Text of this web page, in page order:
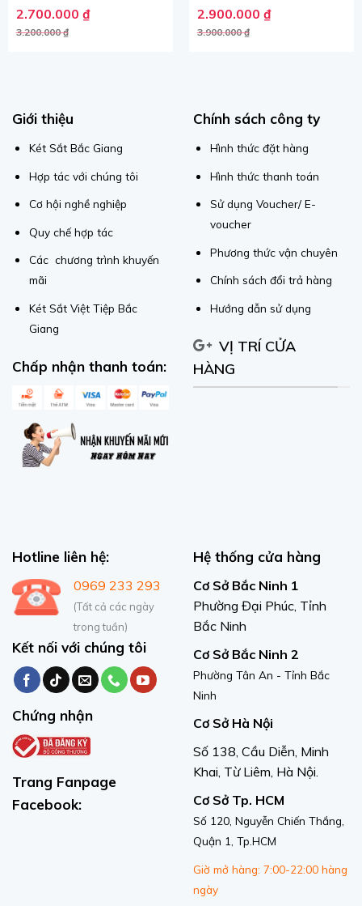
3.200.000₫
Giá gốc là: 3.200.000 ₫.
2.700.000 ₫
Giá hiện tại là: 2.700.000 ₫.
3.900.000₫
Giá gốc là: 3.900.000 ₫.
2.900.000 ₫
Giá hiện tại là: 2.900.000 ₫.
Giới thiệu
Két Sắt Bắc Giang
Hợp tác với chúng tôi
Cơ hội nghề nghiệp
Quy chế hợp tác
Các chương trình khuyến
mãi
Két Sắt Việt Tiệp Bắc
Giang
Chấp nhận thanh toán:
Chính sách công ty
Hình thức đặt hàng
Hình thức thanh toán
Sử dụng Voucher/ E-
voucher
Phương thức vận chuyên
Chính sách đổi trả hàng
Hướng dẫn sử dụng
VỊ TRÍ CỬA
HÀNG
Hotline liên hệ:
0969 233 293
(Tất cả các ngày
trong tuần)
Kết nối với chúng tôi
Chứng nhận
Trang Fanpage
Facebook:
Hệ thống cửa hàng
Cơ Sở Bắc Ninh 1
Phường Đại Phúc, Tỉnh
Bắc Ninh
Cơ Sở Bắc Ninh 2
Phường Tân An - Tỉnh Bắc
Ninh
Cơ Sở Hà Nội
Số 138, Cầu Diễn, Minh
Khai, Từ Liêm, Hà Nội.
Cơ Sở Tp. HCM
Số 120, Nguyễn Chiến Thắng,
Quận 1, Tp.HCM
Giờ mở hàng: 7:00-22:00 hàng
ngày